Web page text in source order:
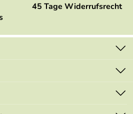
45 Tage Widerrufsrecht